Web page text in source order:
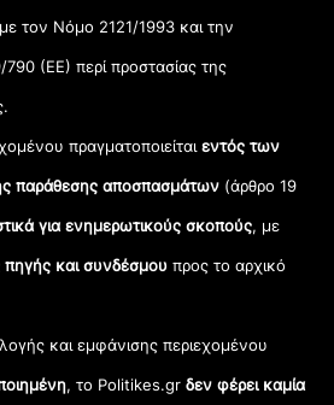
τον Νόμο 2121/1993 και την
(ΕΕ) περί προστασίας της
πραγματοποιείταιεντός των
παράθεσης αποσπασμάτων (άρθρο 19
για ενημερωτικούς σκοπούς, με
πηγής και συνδέσμου προς το αρχικό
και εμφάνισης περιεχομένου
, το Politikes.grδεν φέρει καμία